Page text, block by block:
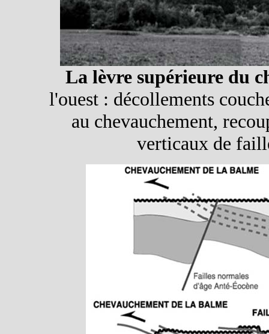
La lèvre supérieure du
l'ouest : décollements
au chevauchement,
verticaux de